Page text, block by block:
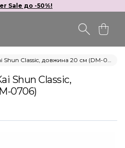
Sale до -50%!
Classic, довжина 20 см (DM-0706)
Shun Classic,
0706)